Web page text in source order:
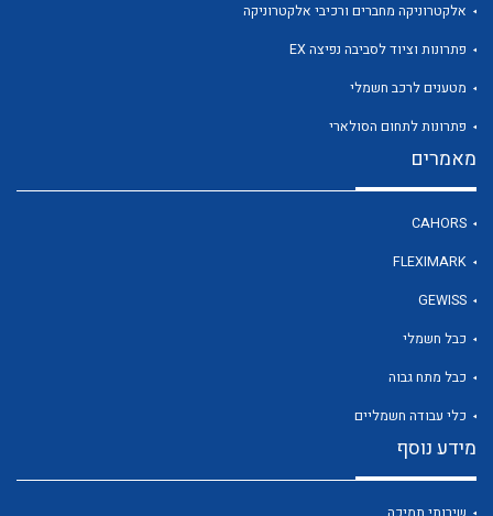
אלקטרוניקה מחברים ורכיבי אלקטרוניקה
פתרונות וציוד לסביבה נפיצה EX
מטענים לרכב חשמלי
פתרונות לתחום הסולארי
מאמרים
CAHORS
FLEXIMARK
GEWISS
כבל חשמלי
כבל מתח גבוה
כלי עבודה חשמליים
מידע נוסף